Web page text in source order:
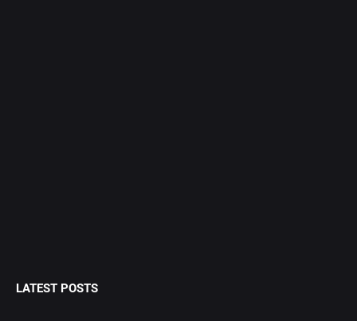
LATEST POSTS